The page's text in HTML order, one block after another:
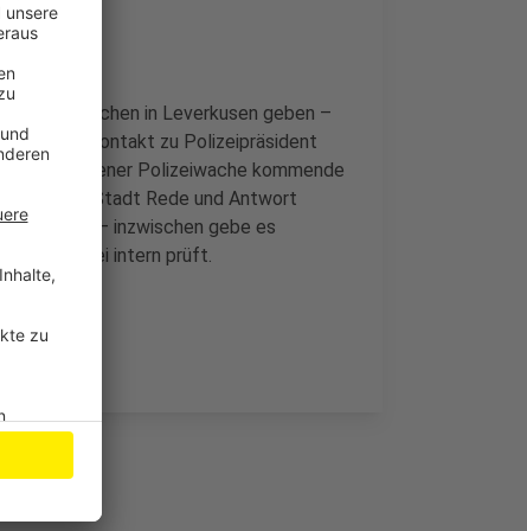
Polizeiwachen in Leverkusen geben –
engem Kontakt zu Polizeipräsident
die Opladener Polizeiwache kommende
in der Stadt Rede und Antwort
Standort – inzwischen gebe es
die Polizei intern prüft.